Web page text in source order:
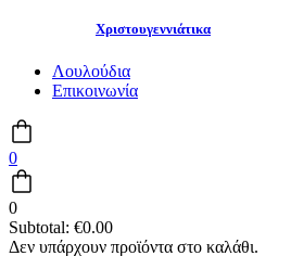
Χριστουγεννιάτικα
Λουλούδια
Επικοινωνία
0
0
Subtotal: €0.00